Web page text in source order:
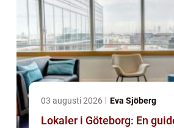
03 augusti 2026 Eva Sjöberg
Lokaler i Göteborg: En